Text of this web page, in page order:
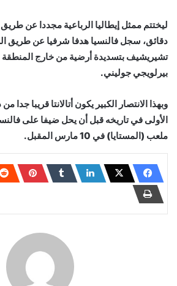
ليختتم ممثل إيطاليا الرباعية مجددا عن طريق
دقائق، سجل فالنسيا هدفا شرفيا عن طريق
تشيريشيف بتسديدة أرضية من خارج
بيرلويجي جوليني.
وبهذا الانتصار الكبير يكون أتالانتا قريبا جدا
الأولى في تاريخه قبل أن يحل ضيفا على
ملعب (المستايا) في 10 مارس المقبل.